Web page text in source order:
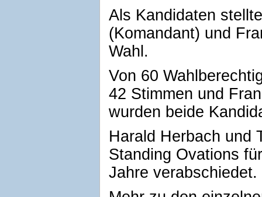
Als Kandidaten
(Komandant) und
Wahl.
Von 60
42 Stimmen und
wurden beide
Harald Herbach und
Standing Ovations
Jahre verabschiedet.